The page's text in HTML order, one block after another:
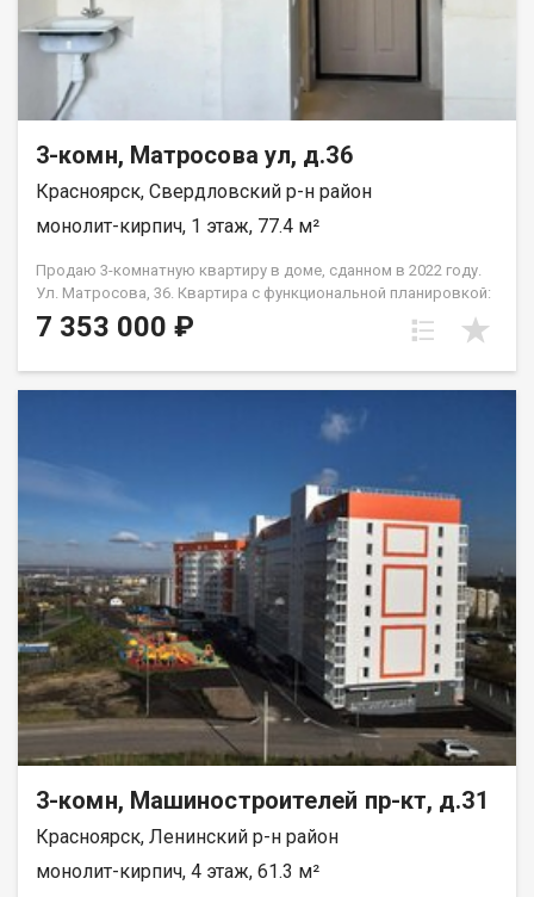
Квартира на ключах, покажу в удобное для вас время по
договорённости.
3-комн, Матросова ул, д.36
Красноярск, Свердловский р-н район
монолит-кирпич, 1 этаж, 77.4 м²
Продаю 3-комнатную квартиру в доме, сданном в 2022 году.
Ул. Матросова, 36. Квартира с функциональной планировкой:
• три отдельные комнаты; • отдельная кухня; • два санузла.
Состояние — получистовая отделка: выполнена стяжка пола,
отделку по своему вкусу. Первый этаж — удобно для семей с
улицу). Балкон отсутствует, но это компенсируется отличной
планировкой и тёплыми полами. Условия покупки: • подходит
любой вид расчёта (ипотека, наличные, материнский капитал);
• возможна рассрочка; • покупатель комиссию не оплачивает.
Звоните, отвечу на все вопросы, организую показ.
7 353 000 ₽
3-комн, Машиностроителей пр-кт, д.31
Красноярск, Ленинский р-н район
монолит-кирпич, 4 этаж, 61.3 м²